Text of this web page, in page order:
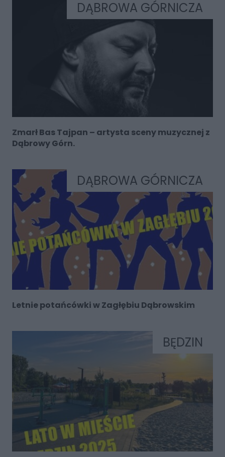
DĄBROWA GÓRNICZA
Zmarł Bas Tajpan – artysta sceny muzycznej z
Dąbrowy Górn.
DĄBROWA GÓRNICZA
Letnie potańcówki w Zagłębiu Dąbrowskim
BĘDZIN